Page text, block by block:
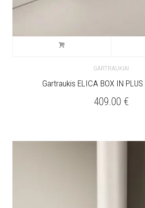
GARTRAUKIAI
Gartraukis ELICA BOX IN
409.00 €